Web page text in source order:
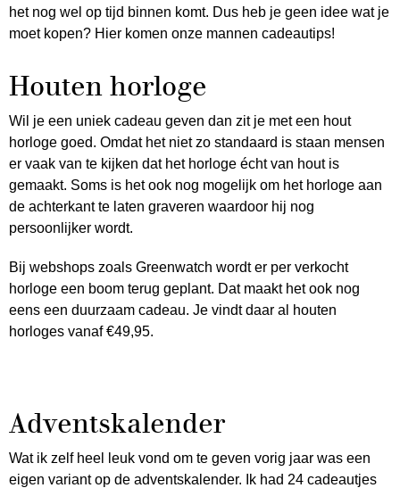
het nog wel op tijd binnen komt. Dus heb je geen idee wat je
moet kopen? Hier komen onze mannen cadeautips!
Houten horloge
Wil je een uniek cadeau geven dan zit je met een hout
horloge goed. Omdat het niet zo standaard is staan mensen
er vaak van te kijken dat het horloge écht van hout is
gemaakt. Soms is het ook nog mogelijk om het horloge aan
de achterkant te laten graveren waardoor hij nog
persoonlijker wordt.
Bij webshops zoals Greenwatch wordt er per verkocht
horloge een boom terug geplant. Dat maakt het ook nog
eens een duurzaam cadeau. Je vindt daar al houten
horloges vanaf €49,95.
Adventskalender
Wat ik zelf heel leuk vond om te geven vorig jaar was een
eigen variant op de adventskalender. Ik had 24 cadeautjes